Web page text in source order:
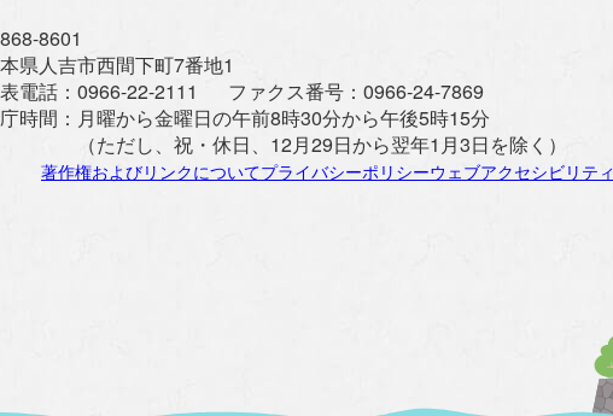
8601
県人吉市西間下町7番地1
電話： 0966-22-2111 ファクス番号： 0966-24-7869
時間： 月曜から金曜日の午前8時30分から午後5時15分
（ただし、祝・休日、12月29日から翌年1月3日を除く）
著作権およびリンクについてプライバシーポリシーウェブアクセシビリティ